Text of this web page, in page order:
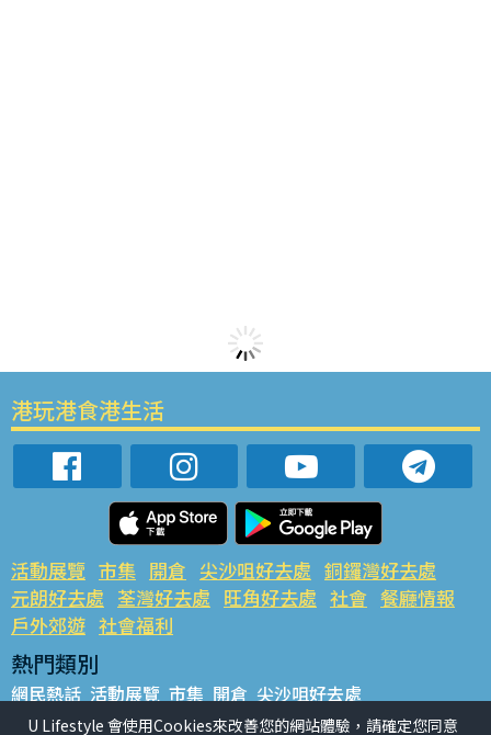
港玩港食港生活
活動展覽 市集 開倉 尖沙咀好去處 銅鑼灣好去處
元朗好去處 荃灣好去處 旺角好去處 社會 餐廳情報
戶外郊遊 社會福利
熱門類別
網民熱話 活動展覽 市集 開倉 尖沙咀好去處
銅鑼灣好去處 元朗好去處 荃灣好去處 旺角好去處 社會
U Lifestyle 會使用Cookies來改善您的網站體驗，請確定您同意